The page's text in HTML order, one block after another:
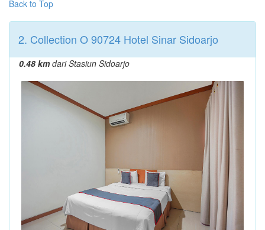
Back to Top
2. Collection O 90724 Hotel Sinar Sidoarjo
0.48 kmdari Stasiun Sidoarjo